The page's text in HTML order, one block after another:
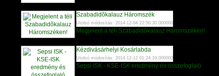
Szabadidõkalauz Háromszék
Utolsó módosítás: 2014-12-04 22:50:30.000000
Megjelent a téli Szabadidõkalauz Háromszéken!
Kézdivásárhelyi Kosárlabda
Utolsó módosítás: 2014-12-12 01:24:19.000000
Sepsi ISK - KSE-ISK eredmény és összefoglaló